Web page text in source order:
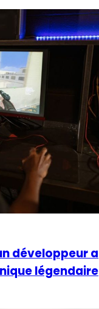
développeur a
légendaire